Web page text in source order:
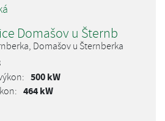
Domašov u Šternb
Domašov u Šternberka
500 kW
464 kW